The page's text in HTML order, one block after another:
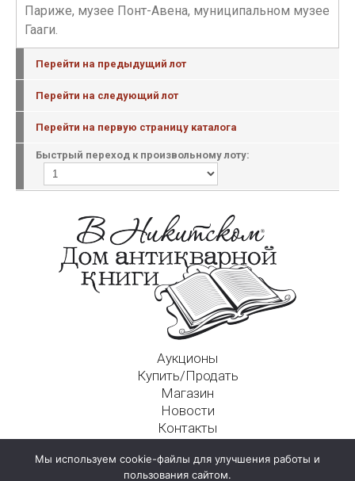
Париже, музее Понт-Авена, муниципальном музее
Гааги.
Перейти на предыдущий лот
Перейти на следующий лот
Перейти на первую страницу каталога
Быстрый переход к произвольному лоту:
Аукционы
Купить/Продать
Магазин
Новости
Контакты
125009, г. Москва, Никитский пер., д. 4а, стр. 1
Мы используем cookie-файлы для улучшения работы и
пользования сайтом.